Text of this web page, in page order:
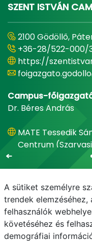
SZENT ISTVÁN
2100 Gödöllő,
+36-28/522-000/
https://
Campus-
Dr. Béres András
MATE Tessedik
Centrum
E-mail
A sütiket személyre
trendek elemzéséhez,
felhasználók
követéséhez és
demográfiai